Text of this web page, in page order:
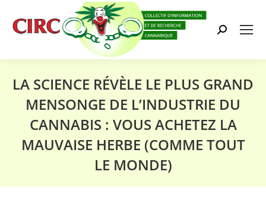
Search:
LA SCIENCE RÉVÈLE LE PLUS GRAND
MENSONGE DE L’INDUSTRIE DU
CANNABIS : VOUS ACHETEZ LA
MAUVAISE HERBE (COMME TOUT
LE MONDE)